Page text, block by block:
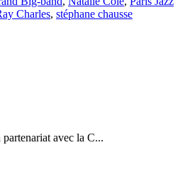
Charles, stéphane chausse
avec la C...